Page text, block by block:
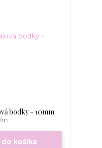
bodky - 10mm
/m
košíka